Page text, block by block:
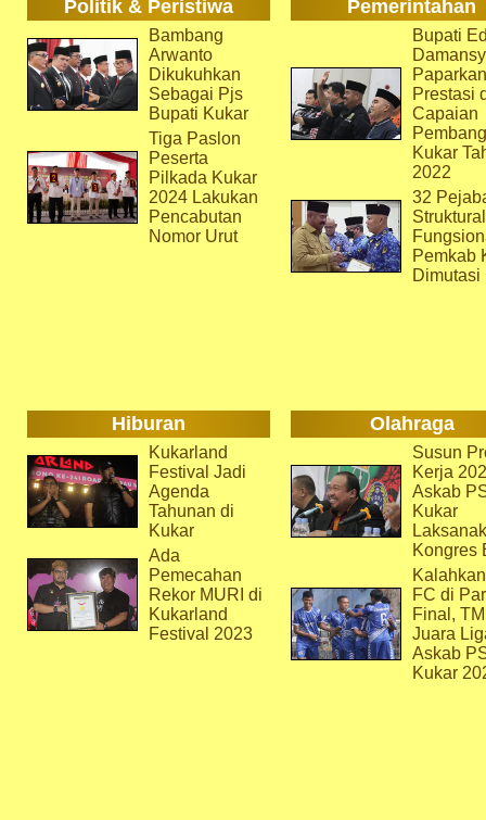
Politik & Peristiwa Pemerintahan
Bambang
Arwanto
Dikukuhkan
Sebagai Pjs
Bupati Kukar
Tiga Paslon
Peserta
Pilkada Kukar
2024 Lakukan
Pencabutan
Nomor Urut
Bupati
Paparkan
Prestasi
Capaian
Kukar
2022
32
Pemkab
Dimutasi
Hiburan Olahraga
Kukarland
Festival Jadi
Agenda
Tahunan di
Kukar
Ada
Pemecahan
Rekor MURI di
Kukarland
Festival 2023
Susun
Kerja
Askab
Kukar
Kongres
FC di
Final,
Juara
Askab
Kukar